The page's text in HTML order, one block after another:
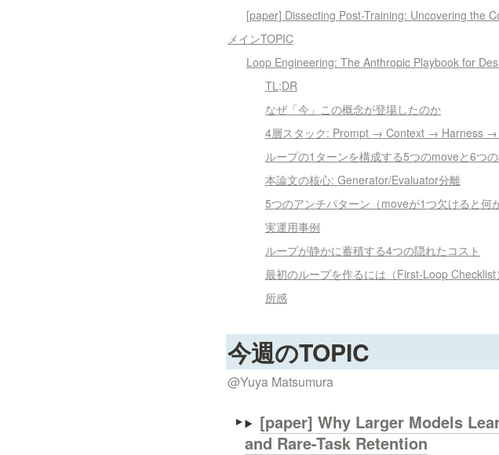
[paper] Dissecting Post-Training: Uncovering the
メインTOPIC
Loop Engineering: The Anthropic Playbook for
TL;DR
なぜ「今」この概念が登場したのか
4層スタック: Prompt → Context → Harness
ループの1ターンを構成する5つのmoveと6つ
本論文の核心: Generator/Evaluator分離
5つのアンチパターン（moveが1つ欠けると何
実運用事例
ループが静かに蓄積する4つの隠れたコスト
最初のループを作るには（First-Loop Checklist）
所感
今週のTOPIC
@Yuya Matsumura
[paper] Why Larger Models
and Rare-Task Retention